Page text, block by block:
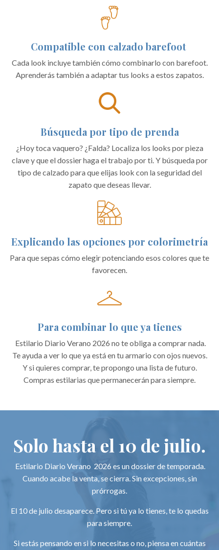
Compatible con calzado barefoot
Cada look incluye también cómo combinarlo con barefoot.
Aprenderás también a adaptar tus looks a estos zapatos.
Búsqueda por tipo de prenda
¿Hoy toca vaquero? ¿Falda? Localiza los looks por pieza
clave y que el dossier haga el trabajo por ti.Y búsqueda por
tipo de calzado para que elijas look con la seguridad del
zapato que deseas llevar.
Explicando las opciones por colorimetría
Para que sepas cómo elegir potenciando esos colores que te
favorecen.
Para combinar lo que ya tienes
Estilario Diario Verano 2026 no te obliga a comprar nada.
Te ayuda a ver lo que ya está en tu armario con ojos nuevos.
Y si quieres comprar, te propongo una lista de futuro.
Compras estilarias que permanecerán para siempre.
Solo hasta el 10 de julio.
Estilario Diario Verano 2026 es un dossier de temporada.
Cuando acabe la venta, se cierra. Sin excepciones, sin
prórrogas.
El 10 de julio desaparece. Pero si tú ya lo tienes, te lo quedas
para siempre.
Si estás pensando en si lo necesitas o no, piensa en cuántas